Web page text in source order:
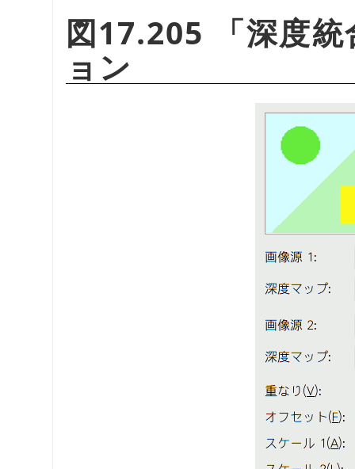
図17.205 「深度統
ョン